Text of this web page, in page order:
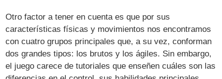
Otro factor a tener en cuenta es que por sus
características físicas y movimientos nos encontramos
con cuatro grupos principales que, a su vez, conforman
dos grandes tipos: los brutos y los ágiles. Sin embargo,
el juego carece de tutoriales que enseñen cuáles son las